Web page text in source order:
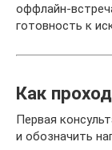
оффлайн-
готовность к
Как
Первая
и обозначить